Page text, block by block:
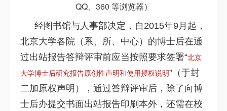
QQ、360 等浏览器）
经图书馆与人事部决定，自2015年9月起，
北京大学各院（系、所、中心）的博士后在通
过出站报告答辩评审前应当按照要求签署“北京
大学博士后研究报告原创性声明和使用授权说明”（于封
二加原权声明），通过答辩评审后，除了向博
士后办提交书面出站报告印刷本外，还需在校